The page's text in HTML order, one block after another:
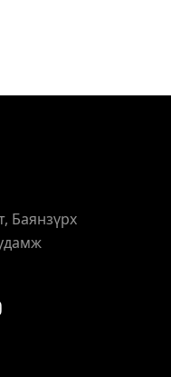
Баянзүрх